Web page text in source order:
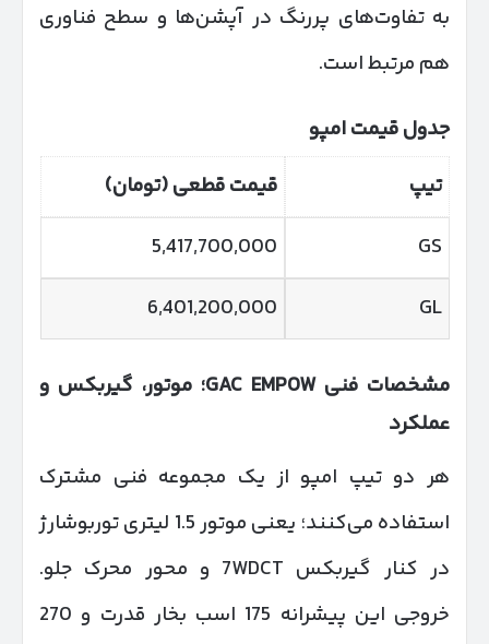
به تفاوت‌های پررنگ در آپشن‌ها و سطح فناوری
هم مرتبط است.
جدول قیمت امپو
تیپ
قیمت قطعی (تومان)
GS
5,417,700,000
GL
6,401,200,000
مشخصات فنی GAC EMPOW
؛ موتور، گیربکس و
عملکرد
هر دو تیپ امپو از یک مجموعه فنی مشترک
استفاده می‌کنند؛ یعنی موتور 1.5 لیتری توربوشارژ
در کنار گیربکس 7WDCT و محور محرک جلو.
خروجی این پیشرانه 175 اسب بخار قدرت و 270